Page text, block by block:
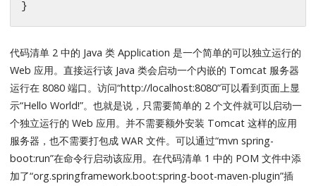
}
代码清单 2 中的 Java 类 Application 是一个简单的可以独立运行的
Web 应用。直接运行该 Java 类会启动一个内嵌的 Tomcat 服务器
运行在 8080 端口。访问“http://localhost:8080”可以看到页面上显
示“Hello World!”。也就是说，只需要简单的 2 个文件就可以启动一
个独立运行的 Web 应用。并不需要额外安装 Tomcat 这样的应用
服务器，也不需要打包成 WAR 文件。可以通过“mvn spring-
boot:run”在命令行启动该应用。在代码清单 1 中的 POM 文件中添
加了“org.springframework.boot:spring-boot-maven-plugin”插